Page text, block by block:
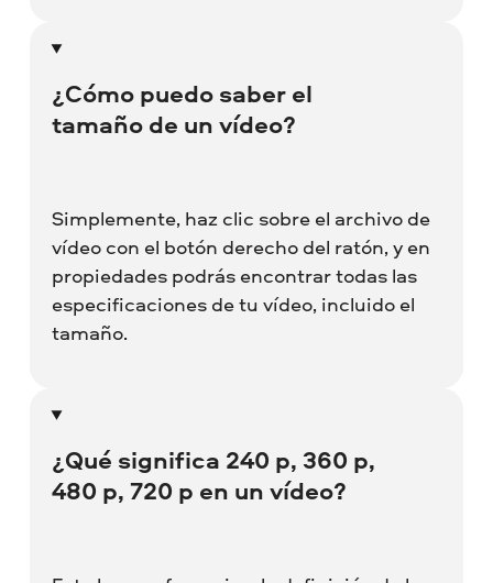
¿Cómo puedo saber el
tamaño de un vídeo?
Simplemente, haz clic sobre el archivo de
vídeo con el botón derecho del ratón, y en
propiedades podrás encontrar todas las
especificaciones de tu vídeo, incluido el
tamaño.
¿Qué significa 240 p, 360 p,
480 p, 720 p en un vídeo?